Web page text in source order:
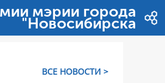
мэрии города
Новосибирска"
< ВСЕ НОВОСТИ